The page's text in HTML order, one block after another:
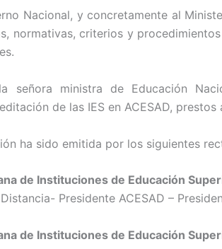
Nacional, y concretamente al
normativas, criterios y
señora ministra de Educación
de las IES en ACESAD,
ha sido emitida por los siguientes
de Instituciones de Educación
Presidente ACESAD –
de Instituciones de Educación